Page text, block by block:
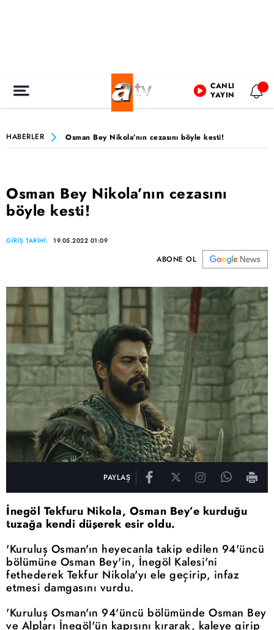
CANLI
YAYIN
HABERLER Osman Bey Nikola’nın cezasını böyle kesti!
Osman Bey Nikola’nın cezasını
böyle kesti!
GİRİŞ TARİHİ: 19.05.2022 01:09
ABONE OL
PAYLAŞ
İnegöl Tekfuru Nikola, Osman Bey’e kurduğu
tuzağa kendi düşerek esir oldu.
'Kuruluş Osman'ın heyecanla takip edilen 94'üncü
bölümüne Osman Bey'in, İnegöl Kalesi'ni
fethederek Tekfur Nikola'yı ele geçirip, infaz
etmesi damgasını vurdu.
'Kuruluş Osman'ın 94'üncü bölümünde Osman Bey
ve Alpları İnegöl'ün kapısını kırarak, kaleye girip